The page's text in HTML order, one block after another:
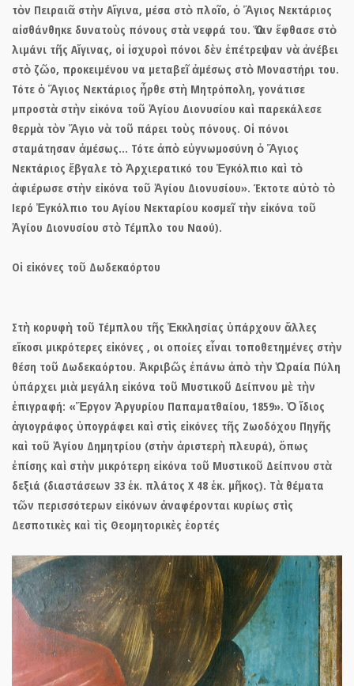
τὸν Πειραιᾶ στὴν Αἴγινα, μέσα στὸ πλοῖο, ὁ Ἅγιος Νεκτάριος
αἰσθάνθηκε δυνατοὺς πόνους στὰ νεφρά του. Ὅταν ἔφθασε στὸ
λιμάνι τῆς Αἴγινας, οἱ ἰσχυροὶ πόνοι δὲν ἐπέτρεψαν νὰ ἀνέβει
στὸ ζῶο, προκειμένου να μεταβεῖ ἀμέσως στὸ Μοναστήρι του.
Τότε ὁ Ἅγιος Νεκτάριος ἦρθε στὴ Μητρόπολη, γονάτισε
μπροστὰ στὴν εἰκόνα τοῦ Ἁγίου Διονυσίου καὶ παρεκάλεσε
θερμὰ τὸν Ἅγιο νὰ τοῦ πάρει τοὺς πόνους. Οἱ πόνοι
σταμάτησαν ἀμέσως… Τότε ἀπὸ εὐγνωμοσύνη ὁ Ἅγιος
Νεκτάριος ἔβγαλε τὸ Ἀρχιερατικό του Ἐγκόλπιο καὶ τὸ
ἀφιέρωσε στὴν εἰκόνα τοῦ Ἁγίου Διονυσίου». Έκτοτε αὐτὸ τὸ
Ιερό Ἐγκόλπιο του Αγίου Νεκταρίου κοσμεῖ τὴν εἰκόνα τοῦ
Ἁγίου Διονυσίου στὸ Τέμπλο του Ναού).
Οἱ εἰκόνες τοῦ Δωδεκαόρτου
Στὴ κορυφὴ τοῦ Τέμπλου τῆς Ἐκκλησίας ὑπάρχουν ἄλλες
εἴκοσι μικρότερες εἰκόνες , οι οποίες εἶναι τοποθετημένες στὴν
θέση τοῦ Δωδεκαόρτου. Ἀκριβῶς ἐπάνω ἀπὸ τὴν Ὡραία Πύλη
ὑπάρχει μιὰ μεγάλη εἰκόνα τοῦ Μυστικοῦ Δείπνου μὲ τὴν
ἐπιγραφή: «Ἔργον Ἀργυρίου Παπαματθαίου, 1859». Ὁ ἴδιος
ἁγιογράφος ὑπογράφει καὶ στὶς εἰκόνες τῆς Ζωοδόχου Πηγῆς
καὶ τοῦ Ἁγίου Δημητρίου (στὴν ἀριστερὴ πλευρά), ὅπως
ἐπίσης καὶ στὴν μικρότερη εἰκόνα τοῦ Μυστικοῦ Δείπνου στὰ
δεξιά (διαστάσεων 33 ἑκ. πλάτος Χ 48 ἑκ. μῆκος). Τὰ θέματα
τῶν περισσότερων εἰκόνων ἀναφέρονται κυρίως στὶς
Δεσποτικὲς καὶ τὶς Θεομητορικὲς ἑορτές